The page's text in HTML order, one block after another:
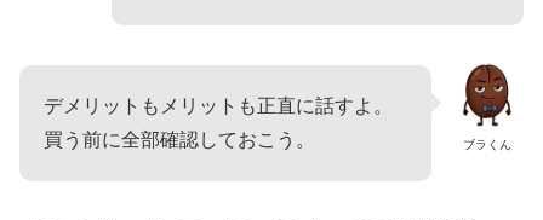
ブラくん
デメリットもメリットも正直に話すよ。
買う前に全部確認しておこう。